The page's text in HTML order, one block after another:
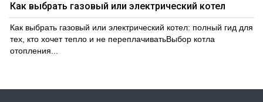
Как выбрать газовый или электрический котел
Как выбрать газовый или электрический котел: полный гид для
тех, кто хочет тепло и не переплачиватьВыбор котла
отопления...